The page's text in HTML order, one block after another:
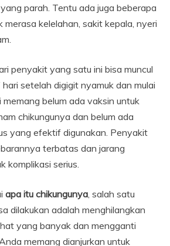
parah. Tentu ada juga beberapa
merasa kelelahan, sakit kepala, nyeri
penyakit yang satu ini bisa muncul
setelah digigit nyamuk dan mulai
memang belum ada vaksin untuk
chikungunya dan belum ada
yang efektif digunakan. Penyakit
terbatas dan jarang
komplikasi serius.
apa itu chikungunya , salah satu
dilakukan adalah menghilangkan
yang banyak dan mengganti
memang dianjurkan untuk